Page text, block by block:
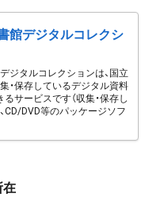
館デジタルコレクシ
ジタルコレクションは、国立
・保存しているデジタル資料
るサービスです（収集・保存し
CD/DVD等のパッケージソフ
在